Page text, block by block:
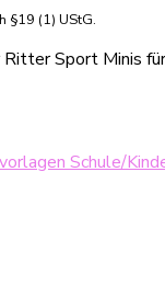
§19 (1) UStG.
Sport Minis
Schule/